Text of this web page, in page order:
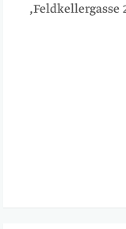
الدكتور عبد النبي جيناتي Feldkellergasse 24, 1130 Wien,